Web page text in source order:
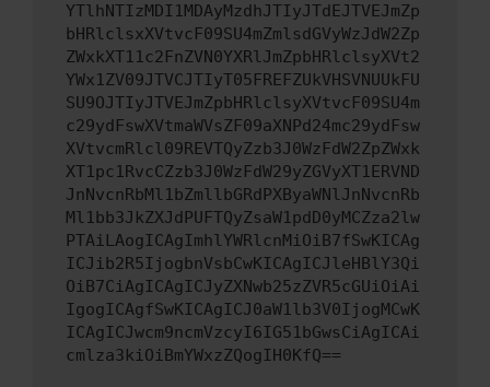
YTlhNTIzMDI1MDAyMzdhJTIyJTdEJTVEJmZp
bHRlclsxXVtvcF09SU4mZmlsdGVyWzJdW2Zp
ZWxkXT11c2FnZVN0YXRlJmZpbHRlclsyXVt2
YWx1ZV09JTVCJTIyT05FREFZUkVHSVNUUkFU
SU9OJTIyJTVEJmZpbHRlclsyXVtvcF09SU4m
c29ydFswXVtmaWVsZF09aXNPd24mc29ydFsw
XVtvcmRlcl09REVTQyZzb3J0WzFdW2ZpZWxk
XT1pc1RvcCZzb3J0WzFdW29yZGVyXT1ERVND
JnNvcnRbMl1bZmllbGRdPXByaWNlJnNvcnRb
Ml1bb3JkZXJdPUFTQyZsaW1pdD0yMCZza2lw
PTAiLAogICAgImhlYWRlcnMiOiB7fSwKICAg
ICJib2R5IjogbnVsbCwKICAgICJleHBlY3Qi
OiB7CiAgICAgICJyZXNwb25zZVR5cGUiOiAi
IgogICAgfSwKICAgICJ0aW1lb3V0IjogMCwK
ICAgICJwcm9ncmVzcyI6IG51bGwsCiAgICAi
cmlza3kiOiBmYWxzZQogIH0KfQ==